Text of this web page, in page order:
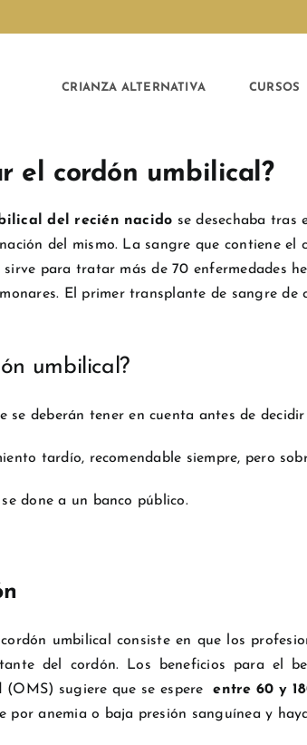
CRIANZA ALTERNATIVA CURSOS
el cordón umbilical?
del recién nacido se desechaba tras
del mismo. La sangre que contiene
para tratar más de 70 enfermedades
El primer transplante de sangre
umbilical?
se deberán tener en cuenta antes de decidir
tardío, recomendable siempre, pero
done a un banco público.
umbilical consiste en que los
del cordón. Los beneficios para el
(OMS) sugiere que se espere entre 60 y
por anemia o baja presión sanguínea y